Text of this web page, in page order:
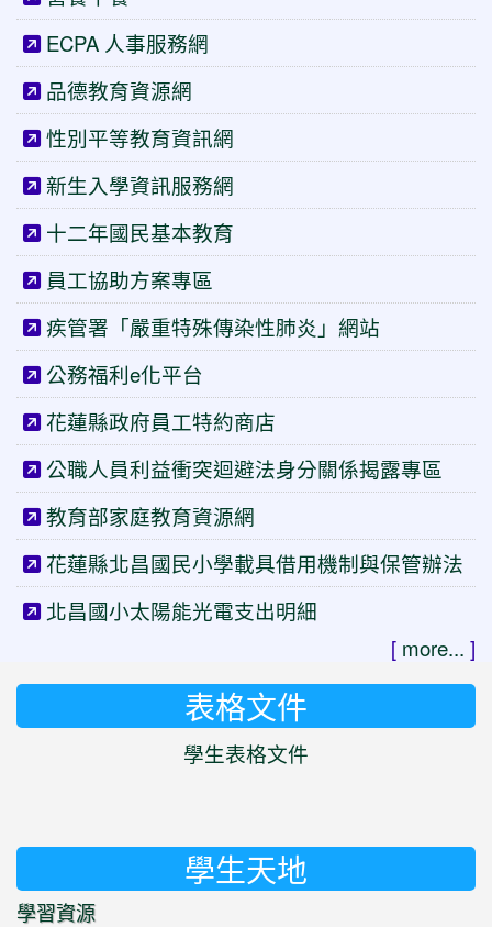
ECPA 人事服務網
品德教育資源網
性別平等教育資訊網
新生入學資訊服務網
十二年國民基本教育
員工協助方案專區
疾管署「嚴重特殊傳染性肺炎」網站
公務福利e化平台
花蓮縣政府員工特約商店
公職人員利益衝突迴避法身分關係揭露專區
教育部家庭教育資源網
花蓮縣北昌國民小學載具借用機制與保管辦法
北昌國小太陽能光電支出明細
[ more... ]
表格文件
學生表格文件
學生天地
學習資源